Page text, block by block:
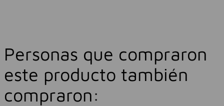
Personas que compraron
este producto también
compraron: